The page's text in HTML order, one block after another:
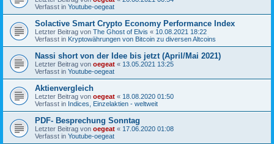
Verfasst in Youtube-oegeat
Solactive Smart Crypto Economy Performance Index
Letzter Beitrag von The Ghost of Elvis « 10.08.2021 18:22
Verfasst in Kryptowährungen von Bitcoin zu diversen Altcoins
Nassi short von der Idee bis jetzt (April/Mai 2021)
Letzter Beitrag von oegeat « 13.05.2021 13:25
Verfasst in Youtube-oegeat
Aktienvergleich
Letzter Beitrag von oegeat « 18.08.2020 01:50
Verfasst in Indices, Einzelaktien - weltweit
PDF- Besprechung Sonntag
Letzter Beitrag von oegeat « 17.06.2020 01:08
Verfasst in Youtube-oegeat